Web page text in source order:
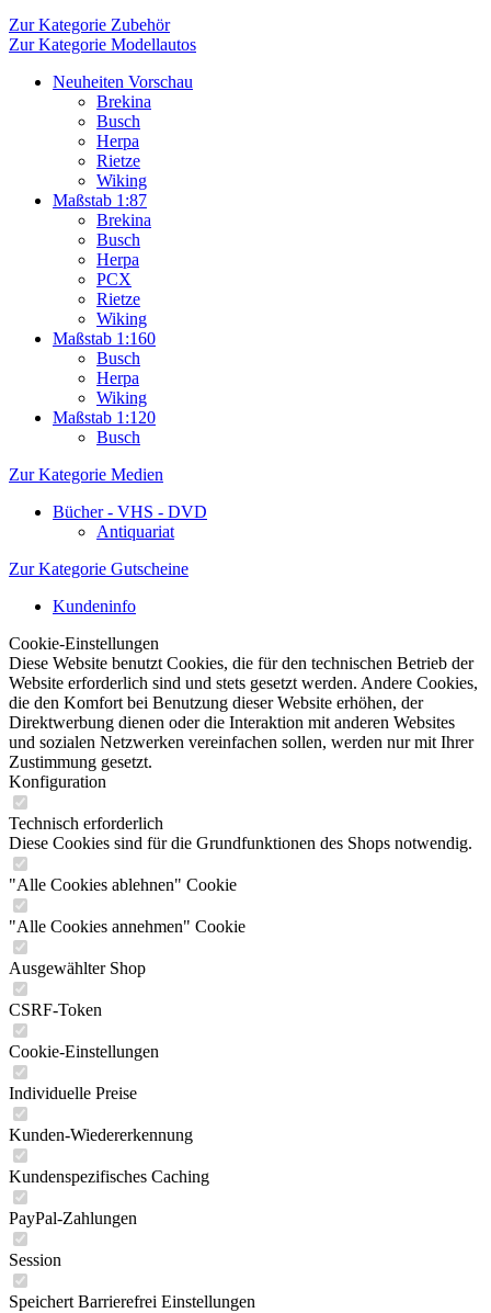
Zur Kategorie Zubehör
Zur Kategorie Modellautos
Neuheiten Vorschau
Brekina
Busch
Herpa
Rietze
Wiking
Maßstab 1:87
Brekina
Busch
Herpa
PCX
Rietze
Wiking
Maßstab 1:160
Busch
Herpa
Wiking
Maßstab 1:120
Busch
Zur Kategorie Medien
Bücher - VHS - DVD
Antiquariat
Zur Kategorie Gutscheine
Kundeninfo
Cookie-Einstellungen
Diese Website benutzt Cookies, die für den technischen Betrieb der
Website erforderlich sind und stets gesetzt werden. Andere Cookies,
die den Komfort bei Benutzung dieser Website erhöhen, der
Direktwerbung dienen oder die Interaktion mit anderen Websites
und sozialen Netzwerken vereinfachen sollen, werden nur mit Ihrer
Zustimmung gesetzt.
Konfiguration
Technisch erforderlich
Diese Cookies sind für die Grundfunktionen des Shops notwendig.
"Alle Cookies ablehnen" Cookie
"Alle Cookies annehmen" Cookie
Ausgewählter Shop
CSRF-Token
Cookie-Einstellungen
Individuelle Preise
Kunden-Wiedererkennung
Kundenspezifisches Caching
PayPal-Zahlungen
Session
Speichert Barrierefrei Einstellungen